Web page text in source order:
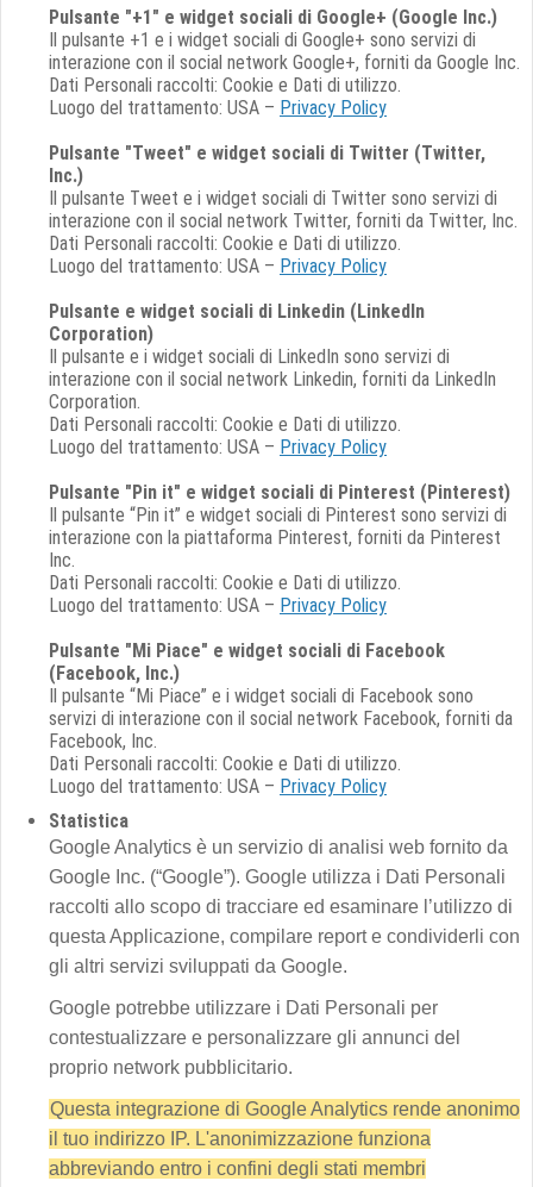
Pulsante "+1" e widget sociali di Google+ (Google Inc.)
Il pulsante +1 e i widget sociali di Google+ sono servizi di
interazione con il social network Google+, forniti da Google Inc.
Dati Personali raccolti: Cookie e Dati di utilizzo.
Luogo del trattamento: USA – Privacy Policy
Pulsante "Tweet" e widget sociali di Twitter (Twitter,
Inc.)
Il pulsante Tweet e i widget sociali di Twitter sono servizi di
interazione con il social network Twitter, forniti da Twitter, Inc.
Dati Personali raccolti: Cookie e Dati di utilizzo.
Luogo del trattamento: USA – Privacy Policy
Pulsante e widget sociali di Linkedin (LinkedIn
Corporation)
Il pulsante e i widget sociali di LinkedIn sono servizi di
interazione con il social network Linkedin, forniti da LinkedIn
Corporation.
Dati Personali raccolti: Cookie e Dati di utilizzo.
Luogo del trattamento: USA – Privacy Policy
Pulsante "Pin it" e widget sociali di Pinterest (Pinterest)
Il pulsante “Pin it” e widget sociali di Pinterest sono servizi di
interazione con la piattaforma Pinterest, forniti da Pinterest
Inc.
Dati Personali raccolti: Cookie e Dati di utilizzo.
Luogo del trattamento: USA – Privacy Policy
Pulsante "Mi Piace" e widget sociali di Facebook
(Facebook, Inc.)
Il pulsante “Mi Piace” e i widget sociali di Facebook sono
servizi di interazione con il social network Facebook, forniti da
Facebook, Inc.
Dati Personali raccolti: Cookie e Dati di utilizzo.
Luogo del trattamento: USA – Privacy Policy
Statistica
Google Analytics è un servizio di analisi web fornito da
Google Inc. (“Google”). Google utilizza i Dati Personali
raccolti allo scopo di tracciare ed esaminare l’utilizzo di
questa Applicazione, compilare report e condividerli con
gli altri servizi sviluppati da Google.
Google potrebbe utilizzare i Dati Personali per
contestualizzare e personalizzare gli annunci del
proprio network pubblicitario.
Questa integrazione di Google Analytics rende anonimo
il tuo indirizzo IP. L'anonimizzazione funziona
abbreviando entro i confini degli stati membri